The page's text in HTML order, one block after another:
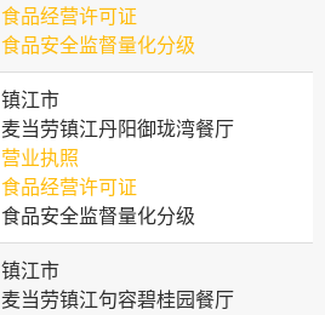
食品经营许可证
食品安全监督量化分级
镇江市
麦当劳镇江丹阳御珑湾餐厅
营业执照
食品经营许可证
食品安全监督量化分级
镇江市
麦当劳镇江句容碧桂园餐厅